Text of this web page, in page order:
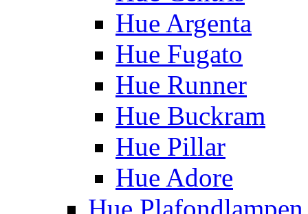
Hue Argenta
Hue Fugato
Hue Runner
Hue Buckram
Hue Pillar
Hue Adore
Hue Plafondlampen